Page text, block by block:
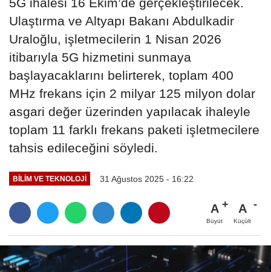
Ulaştırma ve Altyapı Bakanı Abdulkadir
Uraloğlu, işletmecilerin 1 Nisan 2026
itibarıyla 5G hizmetini sunmaya
başlayacaklarını belirterek, toplam 400
MHz frekans için 2 milyar 125 milyon dolar
asgari değer üzerinden yapılacak ihaleyle
toplam 11 farklı frekans paketi işletmecilere
tahsis edileceğini söyledi.
BILIM VE TEKNOLOJI 31 Ağustos 2025 - 16:22
A
Büyüt
A
Küçült